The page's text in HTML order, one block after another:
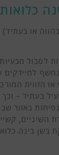
או
לסבול
או הזווית
בעתיד –
באזור
השיניים,
בשן בינה